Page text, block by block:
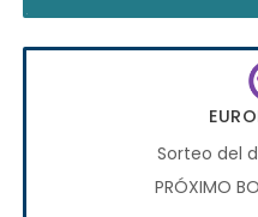
Sorteo del
PRÓXIMO